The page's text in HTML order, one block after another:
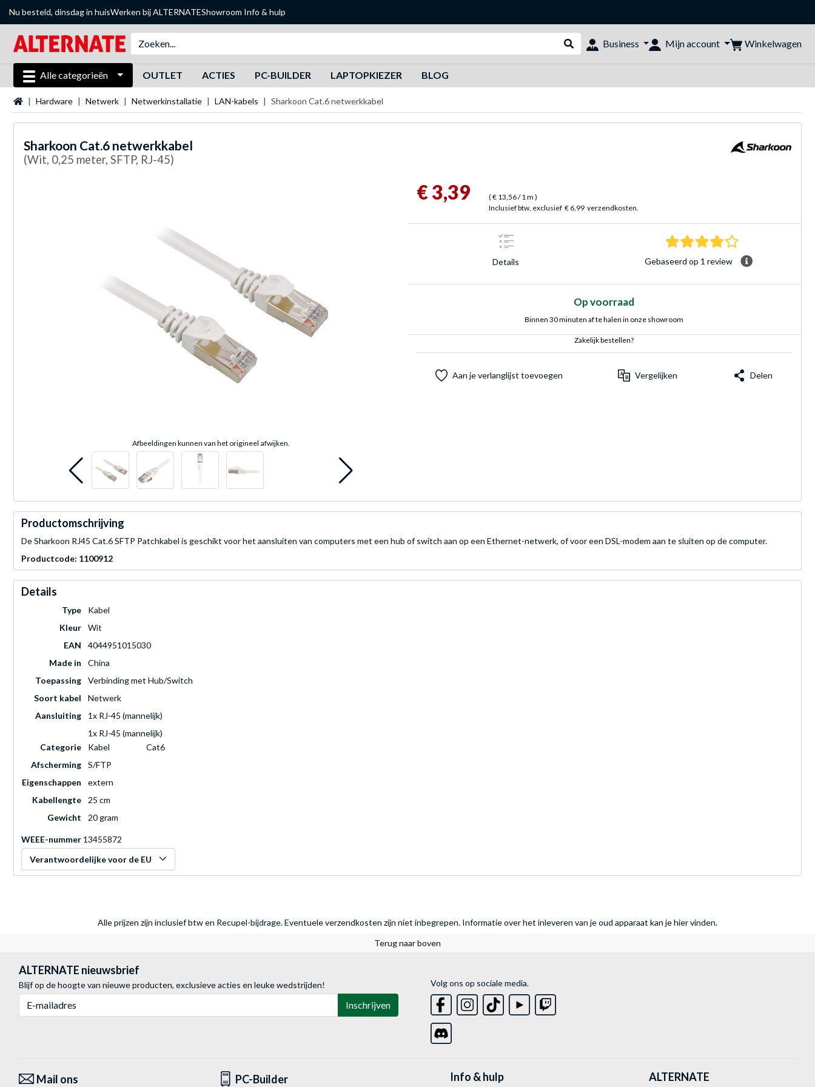
Nu besteld, dinsdag in huisWerken bij ALTERNATEShowroom Info & hulp
Webshop doorzoeken
Business Mijn account Winkelwagen
Alle categorieën OUTLET ACTIES PC-BUILDER LAPTOPKIEZER BLOG
Startpagina
Hardware Netwerk Netwerkinstallatie LAN-kabels Sharkoon Cat.6 netwerkkabel
Sharkoon Cat.6 netwerkkabel
(Wit, 0,25 meter, SFTP, RJ-45)
Afbeeldingen kunnen van het origineel afwijken.
€ 3,39 (€ 13,56/ 1 m )
Inclusief btw, exclusief € 6,99 verzendkosten.
Details
4.0 sterren
Gebaseerd op 1 review
Op voorraad
Binnen 30 minuten af te halen in onze showroom
Zakelijk bestellen?
Aan je verlanglijst toevoegen Vergelijken Delen
Productomschrijving
De Sharkoon RJ45 Cat.6 SFTP Patchkabel is geschikt voor het aansluiten van computers met een hub of switch aan op een Ethernet-netwerk, of voor een DSL-modem aan te sluiten op de computer.
Productcode: 1100912
Details
Type
Kabel
Kleur
Wit
EAN
4044951015030
Made in
China
Toepassing
Verbinding met Hub/Switch
Soort kabel
Netwerk
Aansluiting
1x RJ-45 (mannelijk)
1x RJ-45 (mannelijk)
Categorie
Kabel
Cat6
Afscherming
S/FTP
Eigenschappen
extern
Kabellengte
25 cm
Gewicht
20 gram
WEEE-nummer 13455872
Verantwoordelijke voor de EU
Alle prijzen zijn inclusief btw en Recupel-bijdrage. Eventuele verzendkosten zijn niet inbegrepen. Informatie over het inleveren van je oud apparaat kan je hier vinden.
Terug naar boven
ALTERNATE nieuwsbrief
Blijf op de hoogte van nieuwe producten, exclusieve acties en leuke wedstrijden!
Inschrijven
Volg ons op sociale media.
Mail ons PC-Builder Info & hulp ALTERNATE